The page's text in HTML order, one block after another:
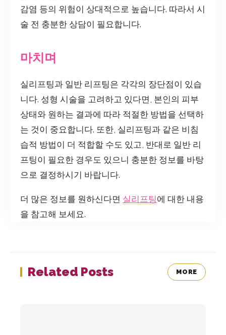
감염 등의 위험이 상대적으로 높습니다. 따라서 시
술 전 충분한 상담이 필요합니다.
마치며
실리프팅과 일반 리프팅은 각각의 장단점이 있습
니다. 성형 시술을 고려하고 있다면, 본인의 피부
상태와 원하는 결과에 따라 적절한 방법을 선택하
는 것이 중요합니다. 또한, 실리프팅과 같은 비침
습적 방법이 더 적합할 수도 있고, 반대로 일반 리
프팅이 필요한 경우도 있으니 충분한 정보를 바탕
으로 결정하시기 바랍니다.
더 많은 정보를 원하신다면 실리프팅에 대한 내용
을 참고해 보세요.
Related Posts MORE